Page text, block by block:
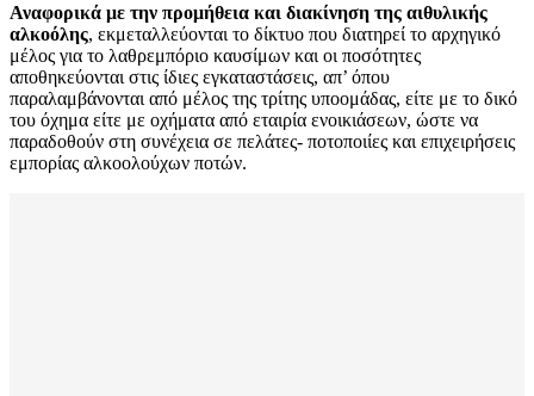
Αναφορικά με την προμήθεια και διακίνηση της αιθυλικής
αλκοόλης, εκμεταλλεύονται το δίκτυο που διατηρεί το αρχηγικό
μέλος για το λαθρεμπόριο καυσίμων και οι ποσότητες
αποθηκεύονται στις ίδιες εγκαταστάσεις, απ’ όπου
παραλαμβάνονται από μέλος της τρίτης υποομάδας, είτε με το δικό
του όχημα είτε με οχήματα από εταιρία ενοικιάσεων, ώστε να
παραδοθούν στη συνέχεια σε πελάτες- ποτοποιίες και επιχειρήσεις
εμπορίας αλκοολούχων ποτών.